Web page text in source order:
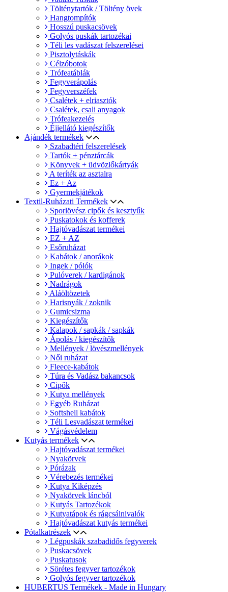
Tölténytartók / Töltény övek
Hangtompítók
Hosszú puskacsövek
Golyós puskák tartozékai
Téli les vadászat felszerelései
Pisztolytáskák
Célzóbotok
Trófeatáblák
Fegyverápolás
Fegyverszéfek
Csalétek + elriasztók
Csalétek, csali anyagok
Trófeakezelés
Éjjellátó kiegészítők
Ajándék termékek
Szabadtéri felszerelések
Tartók + pénztárcák
Könyvek + üdvözlőkártyák
A teríték az asztalra
Ez + Az
Gyermekjátékok
Textil-Ruházati Termékek
Sporlövész cipők és kesztyűk
Puskatokok és kofferek
Hajtóvadászat termékei
EZ + AZ
Esőruházat
Kabátok / anorákok
Ingek / pólók
Pulóverek / kardigánok
Nadrágok
Aláöltözetek
Harisnyák / zoknik
Gumicsizma
Kiegészítők
Kalapok / sapkák / sapkák
Ápolás / kiegészítők
Mellények / lövészmellények
Női ruházat
Fleece-kabátok
Túra és Vadász bakancsok
Cipők
Kutya mellények
Egyéb Ruházat
Softshell kabátok
Téli Lesvadászat termékei
Vágásvédelem
Kutyás termékek
Hajtóvadászat termékei
Nyakörvek
Pórázak
Vérebezés termékei
Kutya Kiképzés
Nyakörvek láncból
Kutyás Tartozékok
Kutyatápok és rágcsálnivalók
Hajtóvadászat kutyás termékei
Pótalkatrészek
Légpuskák szabadidős fegyverek
Puskacsövek
Puskatusok
Sörétes fegyver tartozékok
Golyós fegyver tartozékok
HUBERTUS Termékek - Made in Hungary